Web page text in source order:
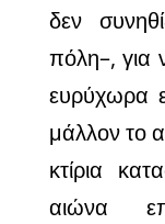
δεν
πόλη–,
ευρύχωρα
μάλλον το
κτίρια
αιώνα